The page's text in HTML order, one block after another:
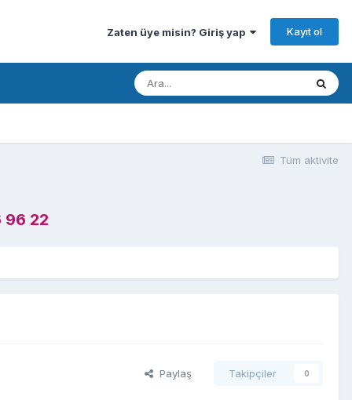
Zaten üye misin? Giriş yap Kayıt ol
Tüm aktivite
96 22
Paylaş Takipçiler 0